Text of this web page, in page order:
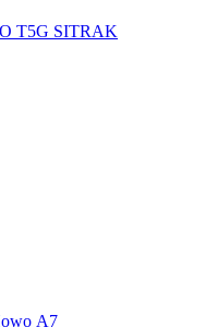
T5G SITRAK